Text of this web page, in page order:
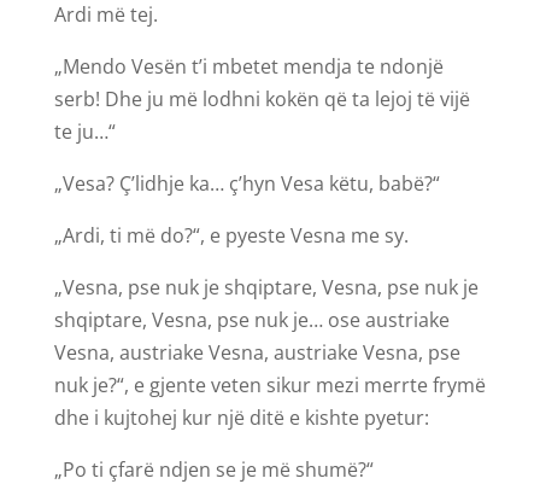
Ardi më tej.
„Mendo Vesën t’i mbetet mendja te ndonjë
serb! Dhe ju më lodhni kokën që ta lejoj të vijë
te ju…“
„Vesa? Ç’lidhje ka… ç’hyn Vesa këtu, babë?“
„Ardi, ti më do?“, e pyeste Vesna me sy.
„Vesna, pse nuk je shqiptare, Vesna, pse nuk je
shqiptare, Vesna, pse nuk je… ose austriake
Vesna, austriake Vesna, austriake Vesna, pse
nuk je?“, e gjente veten sikur mezi merrte frymë
dhe i kujtohej kur një ditë e kishte pyetur:
„Po ti çfarë ndjen se je më shumë?“